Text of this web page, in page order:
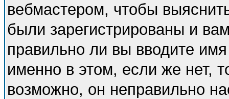
вебмастером, чтобы
были зарегистрированы и
правильно ли вы вводите
именно в этом, если же нет,
возможно, он неправильно